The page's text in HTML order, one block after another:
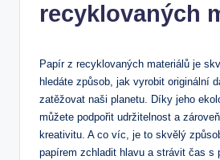
recyklovaných
Papír z recyklovaných materiálů je
hledáte způsob, jak vyrobit originální
zatěžovat naši planetu. Díky jeho
můžete podpořit udržitelnost a
kreativitu. A co víc, je to skvělý
papírem zchladit hlavu a strávit čas s